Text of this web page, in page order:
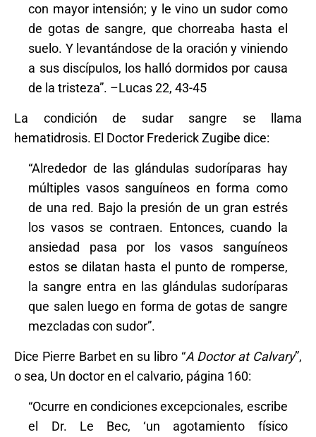
con mayor intensión; y le vino un sudor como
de gotas de sangre, que chorreaba hasta el
suelo. Y levantándose de la oración y viniendo
a sus discípulos, los halló dormidos por causa
de la tristeza”. –Lucas 22, 43-45
La condición de sudar sangre se llama
hematidrosis. El Doctor Frederick Zugibe dice:
“Alrededor de las glándulas sudoríparas hay
múltiples vasos sanguíneos en forma como
de una red. Bajo la presión de un gran estrés
los vasos se contraen. Entonces, cuando la
ansiedad pasa por los vasos sanguíneos
estos se dilatan hasta el punto de romperse,
la sangre entra en las glándulas sudoríparas
que salen luego en forma de gotas de sangre
mezcladas con sudor”.
Dice Pierre Barbet en su libro “A Doctor at Calvary”,
o sea, Un doctor en el calvario, página 160:
“Ocurre en condiciones excepcionales, escribe
el Dr. Le Bec, ‘un agotamiento físico